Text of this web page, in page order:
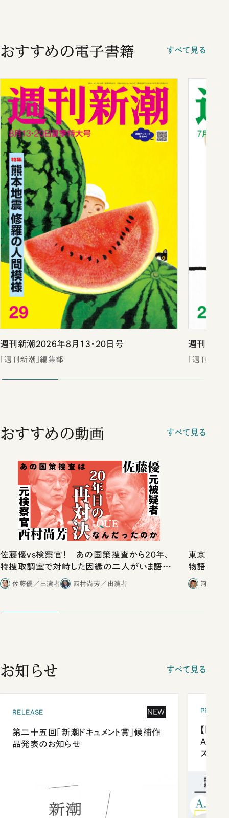
おすすめの電子書籍 すべて見る
週刊新潮2026年8月13・20日号
「週刊新潮」編集部
週刊新潮
「週刊新潮
おすすめの動画 すべて見る
佐藤優vs検察官！ あの国策捜査から20年、
特捜取調室で対峙した因縁の二人がいま語り
合ったこと
佐藤優／出演者 西村尚芳／出演者
東京は都
物語」に
河野有
お知らせ すべて見る
RELEASE NEW
第二十五回「新潮ドキュメント賞」候補作
品発表のお知らせ
【「新
ズプレ